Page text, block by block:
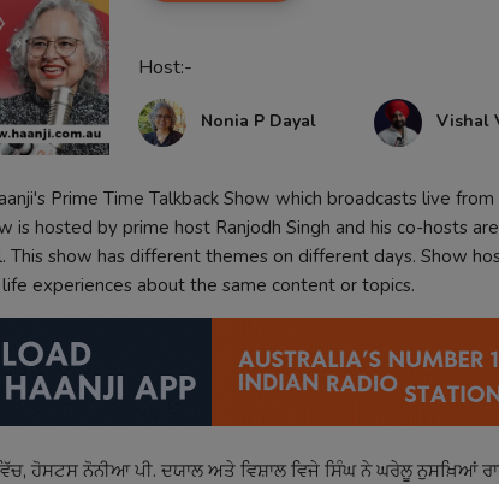
Host:-
Nonia P Dayal Vishal
Prime Time Talkback Show which broadcasts live
is hosted by prime host Ranjodh Singh and his co-hosts
This show has different themes on different days. Show
experiences about the same content or topics.
ਹੋਸਟਸ ਨੋਨੀਆ ਪੀ. ਦਯਾਲ ਅਤੇ ਵਿਸ਼ਾਲ ਵਿਜੇ ਸਿੰਘ ਨੇ ਘਰੇਲੂ ਨੁਸਖ਼ਿਆਂ